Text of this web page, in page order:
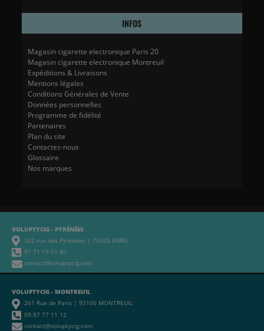
INFOS
Magasin cigarette electronique Paris 20
Magasin cigarette electronique Montreuil
Expéditions & Livraisons
Mentions légales
Conditions Générales de Vente
Données personnelles
Programme de fidélité
Partenaires
Plan du site
Contactez-nous
Glossaire
Nos marques
VOLUPTYCIG - PYRÉNÉES
302 rue des Pyrénées | 75020 PARIS
01 71 19 51 80
contact@voluptycig.com
VOLUPTYCIG - MONTREUIL
261 Rue de Paris | 93100 MONTREUIL
09 87 77 11 12
contact@voluptycig.com